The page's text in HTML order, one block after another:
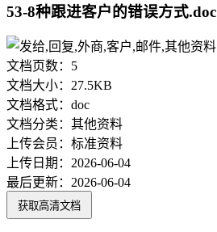
53-8种跟进客户的错误方式.doc
文档页数： 5
文档大小： 27.5KB
文档格式： doc
文档分类： 其他资料
上传会员： 标准资料
上传日期： 2026-06-04
最后更新： 2026-06-04
获取高清文档